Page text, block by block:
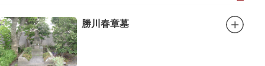
勝川春章墓